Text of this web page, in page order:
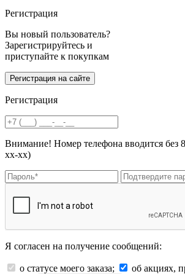
Регистрация
Вы новый пользователь?
Зарегистрируйтесь и
приступайте к покупкам
Регистрация
Внимание! Номер телефона вводится без
хх-хх)
Я согласен на получение сообщений:
о статусе моего заказа;
об акциях,